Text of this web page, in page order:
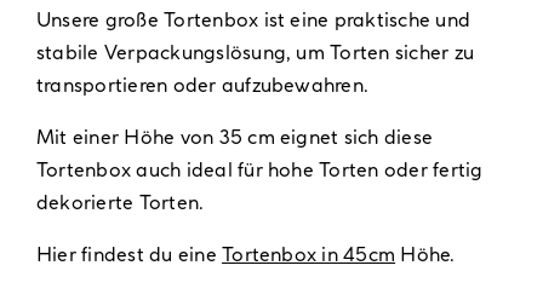
Unsere große Tortenbox ist eine praktische und
stabile Verpackungslösung, um Torten sicher zu
transportieren oder aufzubewahren.
Mit einer Höhe von 35 cm eignet sich diese
Tortenbox auch ideal für hohe Torten oder fertig
dekorierte Torten.
Hier findest du eineTortenbox in 45cm Höhe.